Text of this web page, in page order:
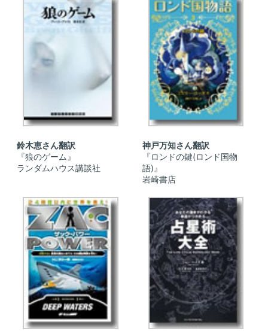
鈴木恵さん翻訳
『狼のゲーム』
ランダムハウス講談社
神戸万知さん翻訳
『ロンドの鍵(ロンド国物
語)』
岩崎書店